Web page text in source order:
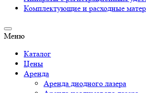
Комплектующие и расходные
Меню
Каталог
Цены
Аренда
Аренда диодного лазера